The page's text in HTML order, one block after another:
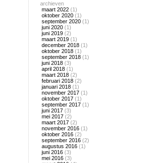
archieven
maart 2022 (1)
oktober 2020 (1)
september 2020 (1)
juni 2020 (1)
juni 2019 (2)
maart 2019 (1)
december 2018 (1)
oktober 2018 (1)
september 2018 (1)
juni 2018 (3)
april 2018 (1)
maart 2018 (2)
februari 2018 (2)
januari 2018 (1)
november 2017 (1)
oktober 2017 (1)
september 2017 (1)
juni 2017 (3)
mei 2017 (2)
maart 2017 (2)
november 2016 (1)
oktober 2016 (2)
september 2016 (2)
augustus 2016 (1)
juni 2016 (3)
mei 2016 (3)